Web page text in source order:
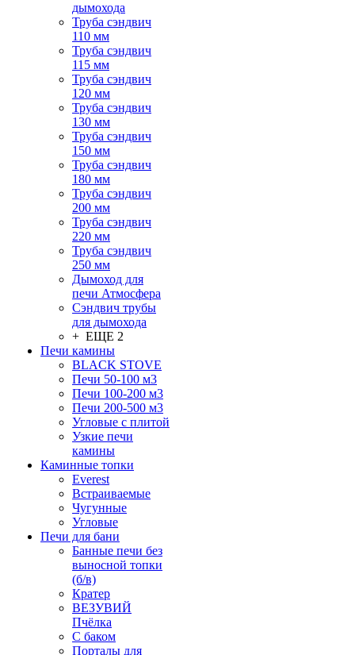
дымохода
Труба сэндвич
110 мм
Труба сэндвич
115 мм
Труба сэндвич
120 мм
Труба сэндвич
130 мм
Труба сэндвич
150 мм
Труба сэндвич
180 мм
Труба сэндвич
200 мм
Труба сэндвич
220 мм
Труба сэндвич
250 мм
Дымоход для
печи Атмосфера
Сэндвич трубы
для дымохода
+ ЕЩЕ 2
Печи камины
BLACK STOVE
Печи 50-100 м3
Печи 100-200 м3
Печи 200-500 м3
Угловые с плитой
Узкие печи
камины
Каминные топки
Everest
Встраиваемые
Чугунные
Угловые
Печи для бани
Банные печи без
выносной топки
(б/в)
Кратер
ВЕЗУВИЙ
Пчёлка
С баком
Порталы для